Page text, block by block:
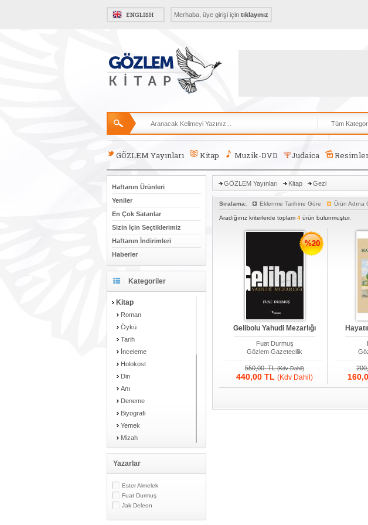
Merhaba, üye girişi için tıklayınız
GÖZLEM Yayınları Kitap Muzik-DVD Judaica
Haftanın Ürünleri
Yeniler
En Çok Satanlar
Sizin İçin Seçtiklerimiz
Haftanın İndirimleri
Haberler
Kategoriler
Kitap
Roman
Öykü
Tarih
İnceleme
Holokost
Din
Anı
Deneme
Biyografi
Yemek
Mizah
Çizgi Roman
Karikatür
Farklı Dilden Kitaplar
Kişisel Gelişim
Sosyoloji
Yazarlar
Ester Almelek
Fuat Durmuş
Jak Deleon
GÖZLEM Yayınları Kitap Gezi
Sıralama: Eklenme Tarihine Göre Ürün Adına
Aradığınız kriterlerde toplam 4 ürün bulunmuştur.
%20
Gelibolu Yahudi Mezarlığı
Fuat Durmuş
Gözlem Gazetecilik
550,00 TL(Kdv Dahil)
440,00 TL(Kdv Dahil)